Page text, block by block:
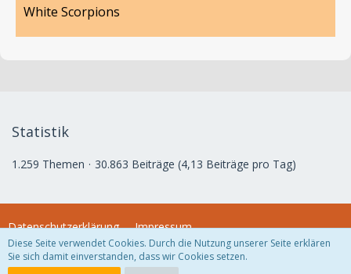
White Scorpions
Statistik
1.259 Themen 30.863 Beiträge (4,13 Beiträge pro Tag)
Datenschutzerklärung Impressum
Diese Seite verwendet Cookies. Durch die Nutzung unserer Seite erklären
Sie sich damit einverstanden, dass wir Cookies setzen.